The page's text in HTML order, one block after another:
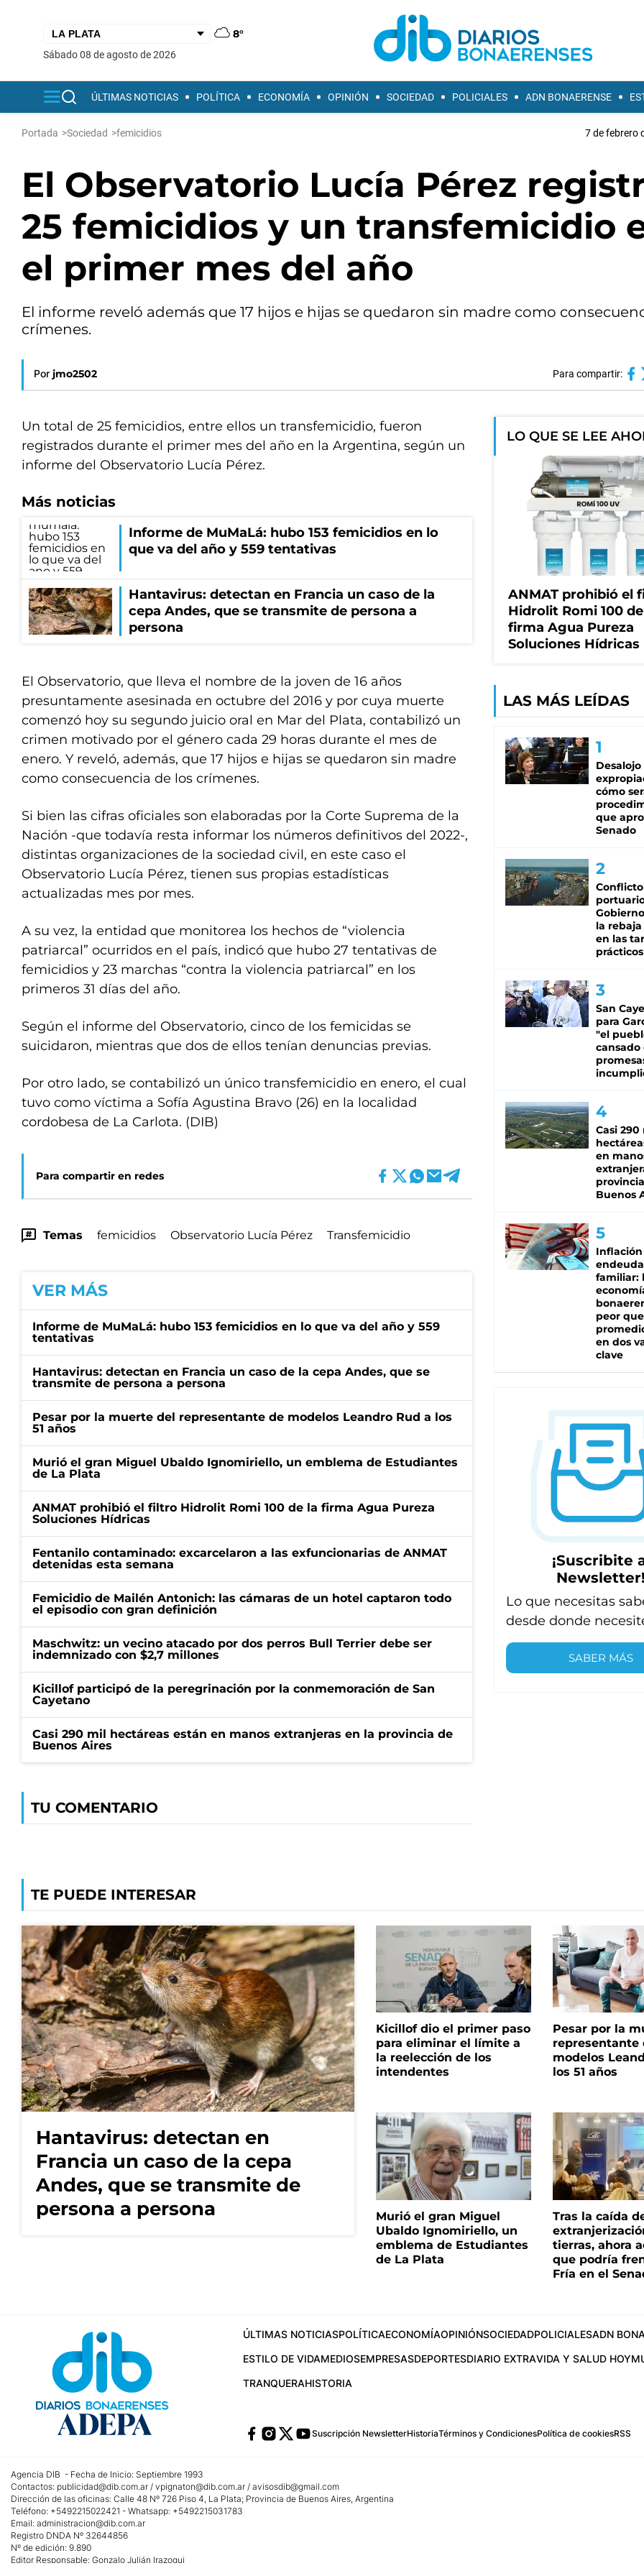
8°
sábado 08 de agosto de 2026
ÚLTIMAS NOTICIAS POLÍTICA ECONOMÍA OPINIÓN SOCIEDAD POLICIALES ADN BONAERENSE
Portada >Sociedad >femicidios 7 de febrero
El Observatorio Lucía Pérez
25 femicidios y un transfemicidio
el primer mes del año
El informe reveló además que 17 hijos e hijas se quedaron sin madre como
crímenes.
Por jmo2502 Para compartir:
Un total de 25 femicidios, entre ellos un transfemicidio, fueron
registrados durante el primer mes del año en la Argentina, según un
informe del Observatorio Lucía Pérez.
Más noticias
Informe de MuMaLá: hubo 153 femicidios en lo
que va del año y 559 tentativas
Hantavirus: detectan en Francia un caso de la
cepa Andes, que se transmite de persona a
persona
El Observatorio, que lleva el nombre de la joven de 16 años
presuntamente asesinada en octubre del 2016 y por cuya muerte
comenzó hoy su segundo juicio oral en Mar del Plata, contabilizó un
crimen motivado por el género cada 29 horas durante el mes de
enero. Y reveló, además, que 17 hijos e hijas se quedaron sin madre
como consecuencia de los crímenes.
Si bien las cifras oficiales son elaboradas por la Corte Suprema de la
Nación -que todavía resta informar los números definitivos del 2022-,
distintas organizaciones de la sociedad civil, en este caso el
Observatorio Lucía Pérez, tienen sus propias estadísticas
actualizadas mes por mes.
A su vez, la entidad que monitorea los hechos de “violencia
patriarcal” ocurridos en el país, indicó que hubo 27 tentativas de
femicidios y 23 marchas “contra la violencia patriarcal” en los
primeros 31 días del año.
Según el informe del Observatorio, cinco de los femicidas se
suicidaron, mientras que dos de ellos tenían denuncias previas.
Por otro lado, se contabilizó un único transfemicidio en enero, el cual
tuvo como víctima a Sofía Agustina Bravo (26) en la localidad
cordobesa de La Carlota. (DIB)
Para compartir en redes
Temas femicidios Observatorio Lucía Pérez Transfemicidio
VER MÁS
Informe de MuMaLá: hubo 153 femicidios en lo que va del año y 559
tentativas
Hantavirus: detectan en Francia un caso de la cepa Andes, que se
transmite de persona a persona
Pesar por la muerte del representante de modelos Leandro Rud a los
51 años
Murió el gran Miguel Ubaldo Ignomiriello, un emblema de Estudiantes
de La Plata
ANMAT prohibió el filtro Hidrolit Romi 100 de la firma Agua Pureza
Soluciones Hídricas
Fentanilo contaminado: excarcelaron a las exfuncionarias de ANMAT
detenidas esta semana
Femicidio de Mailén Antonich: las cámaras de un hotel captaron todo
el episodio con gran definición
Maschwitz: un vecino atacado por dos perros Bull Terrier debe ser
indemnizado con $2,7 millones
Kicillof participó de la peregrinación por la conmemoración de San
Cayetano
Casi 290 mil hectáreas están en manos extranjeras en la provincia de
Buenos Aires
TU COMENTARIO
LO QUE SE LEE
ANMAT prohibió el
Hidrolit Romi 100
firma Agua Pureza
Soluciones Hídricas
LAS MÁS LEÍDAS
cómo
que
Senado
Conflicto
la rebaja
en las
prácticos
San
para
"el
cansado
Casi 290
en
Buenos
Inflación
familiar:
peor
en dos
clave
¡Suscribite
Lo que necesitas
desde donde
SABER MÁS
TE PUEDE INTERESAR
Hantavirus: detectan en
Francia un caso de la cepa
Andes, que se transmite de
persona a persona
Kicillof dio el primer paso
para eliminar el límite a
la reelección de los
intendentes
Pesar por la
representante
modelos
los 51 años
Murió el gran Miguel
Ubaldo Ignomiriello, un
emblema de Estudiantes
de La Plata
Tras la caída
tierras, ahora
que podría
Fría en el
ÚLTIMAS NOTICIASPOLÍTICAECONOMÍAOPINIÓNSOCIEDADPOLICIALESADN
ESTILO DE VIDAMEDIOSEMPRESASDEPORTESDIARIO EXTRAVIDA Y SALUD HOY
TRANQUERAHISTORIA
Suscripción NewsletterHistoriaTérminos y CondicionesPolítica de cookiesRSS
Agencia DIB - Fecha de Inicio: Septiembre 1993
Contactos: publicidad@dib.com.ar / vpignaton@dib.com.ar / avisosdib@gmail.com
Dirección de las oficinas: Calle 48 Nº 726 Piso 4, La Plata; Provincia de Buenos Aires, Argentina
Teléfono: +5492215022421 - Whatsapp: +5492215031783
Email: administracion@dib.com.ar
Registro DNDA Nº 32644856
Nº de edición: 9.890
Editor Responsable: Gonzalo Julián Irazoqui